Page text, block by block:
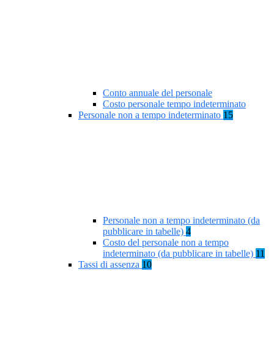
Conto annuale del personale
Costo personale tempo indeterminato
Personale non a tempo indeterminato 15
Personale non a tempo indeterminato (da
pubblicare in tabelle) 4
Costo del personale non a tempo
indeterminato (da pubblicare in tabelle) 11
Tassi di assenza 10